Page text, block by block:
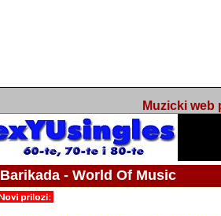
Muzicki web
Barikada - World Of Music